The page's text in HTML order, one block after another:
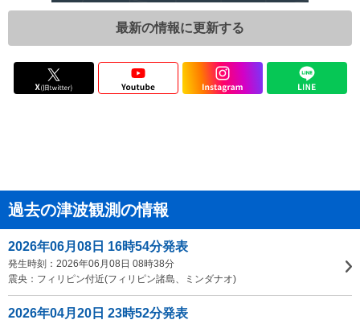
最新の情報に更新する
過去の津波観測の情報
2026年06月08日 16時54分発表
発生時刻：2026年06月08日 08時38分
震央：フィリピン付近(フィリピン諸島、ミンダナオ)
2026年04月20日 23時52分発表